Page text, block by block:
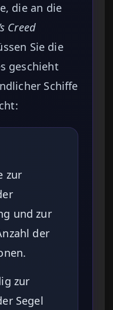
die an die
Creed
Sie die
geschieht
Schiffe
zur
und zur
der
zur
Segel